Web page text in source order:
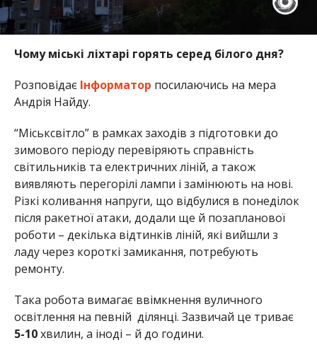
Чому міські ліхтарі горять серед білого дня?
РозповідаєІнформатор посилаючись на мера
Андрія Найду.
“Міськсвітло” в рамках заходів з підготовки до
зимового періоду перевіряють справність
світильників та електричних ліній, а також
виявляють перегорілі лампи і замінюють на нові.
Різкі коливання напруги, що відбулися в понеділок
після ракетної атаки, додали ще й позапланової
роботи – декілька відтинків ліній, які вийшли з
ладу через короткі замикання, потребують
ремонту.
Така робота вимагає ввімкнення вуличного
освітлення на певній ділянці. Зазвичай це триває
5-10хвилин, а іноді – й до години.